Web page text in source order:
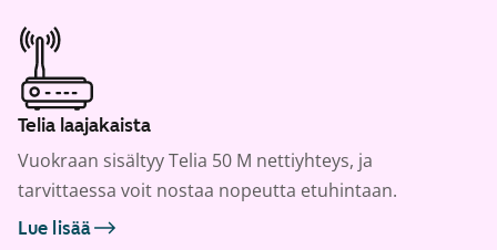
Telia laajakaista
Vuokraan sisältyy Telia 50 M nettiyhteys, ja
tarvittaessa voit nostaa nopeutta etuhintaan.
Lue lisää